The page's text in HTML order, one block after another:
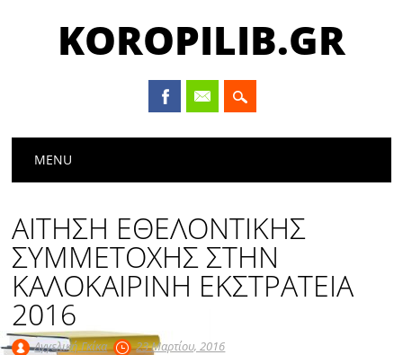
KOROPILIB.GR
Main menu
MENU
ΑΙΤΗΣΗ ΕΘΕΛΟΝΤΙΚΗΣ
ΣΥΜΜΕΤΟΧΗΣ ΣΤΗΝ
ΚΑΛΟΚΑΙΡΙΝΗ ΕΚΣΤΡΑΤΕΙΑ
2016
Αγγελική Γκίκα 23 Μαρτίου, 2016